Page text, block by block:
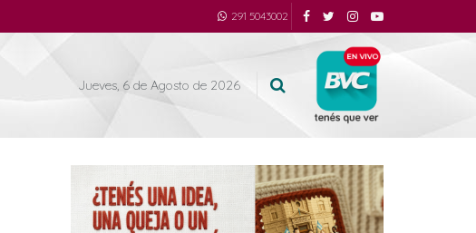
291 5043002
Jueves, 6 de Agosto de 2026